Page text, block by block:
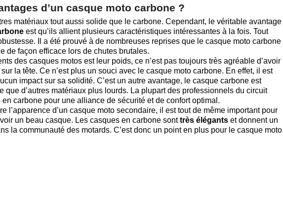
d’un casque moto carbone ?
matériaux tout aussi solide que le carbone. Cependant, le véritable avantage
est qu’ils allient plusieurs caractéristiques intéressantes à la fois. Tout
Il a été prouvé à de nombreuses reprises que le casque moto carbone
de façon efficace lors de chutes brutales.
des casques motos est leur poids, ce n’est pas toujours très agréable d’avoir
la tête. Ce n’est plus un souci avec le casque moto carbone. En effet, il est
impact sur sa solidité. C’est un autre avantage, le casque carbone est
que d’autres matériaux plus lourds. La plupart des professionnels du circuit
carbone pour une alliance de sécurité et de confort optimal.
l’apparence d’un casque moto secondaire, il est tout de même important pour
un beau casque. Les casques en carbone sonttrès élégants et donnent un
la communauté des motards. C’est donc un point en plus pour le casque moto